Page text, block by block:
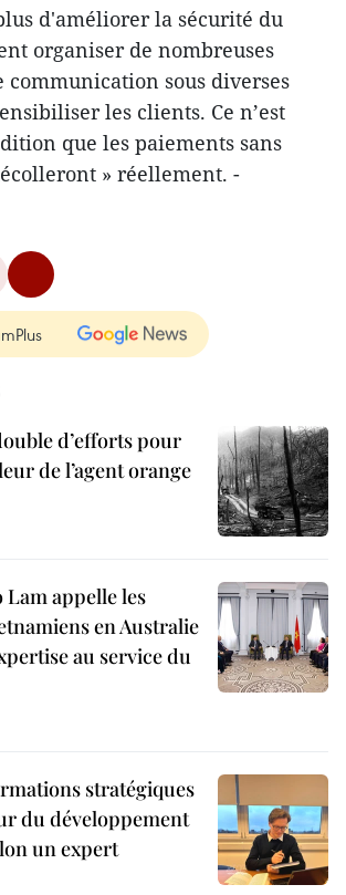
d'améliorer la sécurité du
organiser de nombreuses
communication sous diverses
les clients. Ce n’est
que les paiements sans
» réellement. -
d’efforts pour
de l’agent orange
appelle les
en Australie
au service du
stratégiques
du développement
un expert